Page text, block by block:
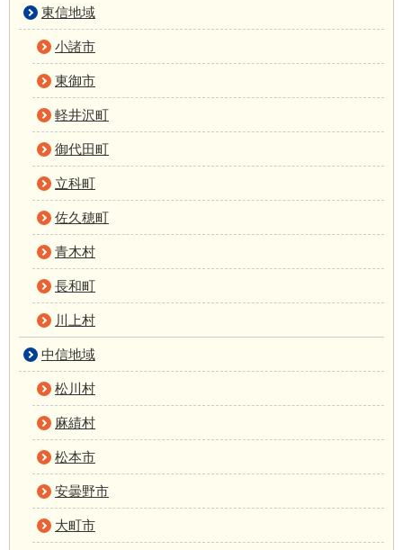
東信地域
小諸市
東御市
軽井沢町
御代田町
立科町
佐久穂町
青木村
長和町
川上村
中信地域
松川村
麻績村
松本市
安曇野市
大町市